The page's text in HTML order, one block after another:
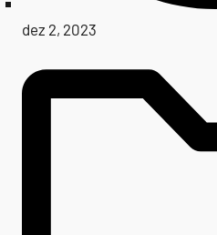
dez 2, 2023